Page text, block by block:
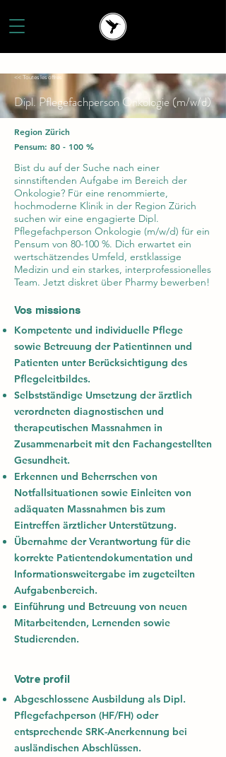
<< Toutes les offres
Dipl. Pflegefachperson Onkologie (m/w/d)
Region Zürich
Pensum: 80 - 100 %
Bist du auf der Suche nach einer
sinnstiftenden Aufgabe im Bereich der
Onkologie? Für eine renommierte,
hochmoderne Klinik in der Region Zürich
suchen wir eine engagierte Dipl.
Pflegefachperson Onkologie (m/w/d) für ein
Pensum von 80-100 %. Dich erwartet ein
wertschätzendes Umfeld, erstklassige
Medizin und ein starkes, interprofessionelles
Team. Jetzt diskret über Pharmy bewerben!
Vos missions
Kompetente und individuelle Pflege
sowie Betreuung der Patientinnen und
Patienten unter Berücksichtigung des
Pflegeleitbildes.
Selbstständige Umsetzung der ärztlich
verordneten diagnostischen und
therapeutischen Massnahmen in
Zusammenarbeit mit den Fachangestellten
Gesundheit.
Erkennen und Beherrschen von
Notfallsituationen sowie Einleiten von
adäquaten Massnahmen bis zum
Eintreffen ärztlicher Unterstützung.
Übernahme der Verantwortung für die
korrekte Patientendokumentation und
Informationsweitergabe im zugeteilten
Aufgabenbereich.
Einführung und Betreuung von neuen
Mitarbeitenden, Lernenden sowie
Studierenden.
Votre profil
Abgeschlossene Ausbildung als Dipl.
Pflegefachperson (HF/FH) oder
entsprechende SRK-Anerkennung bei
ausländischen Abschlüssen.